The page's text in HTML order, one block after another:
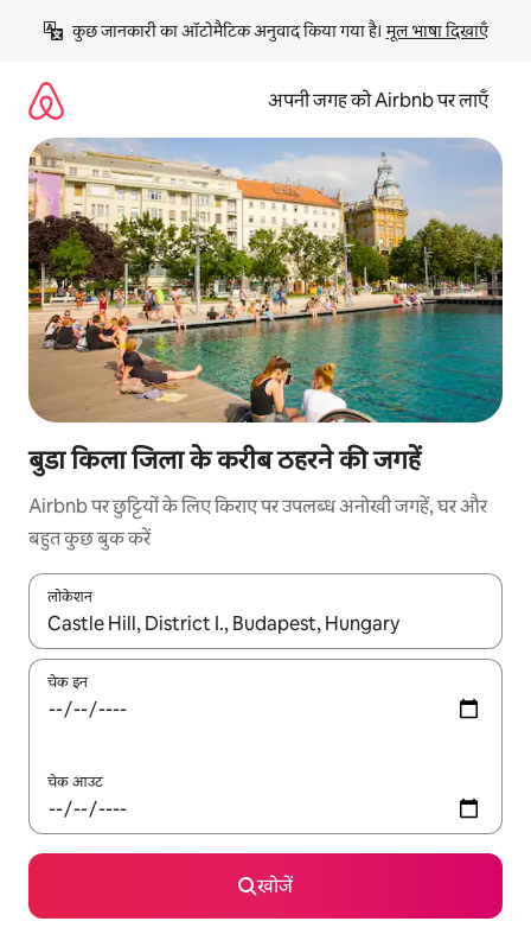
छोड़कर
कॉन्टेंट
कुछ जानकारी का ऑटोमैटिक अनुवाद किया गया है। मूल भाषा दिखाएँ
अपनी जगह को Airbnb पर लाएँ
बुडा किला जिला के करीब ठहरने की जगहें
Airbnb पर छुट्टियों के लिए किराए पर उपलब्ध अनोखी जगहें, घर और
बहुत कुछ बुक करें
लोकेशन
नतीजों के उपलब्ध होने पर, अप और डाउन 'ऐरो की' का इस्तेमाल करके नेविगेट
चेक इन
चेक आउट
खोजें